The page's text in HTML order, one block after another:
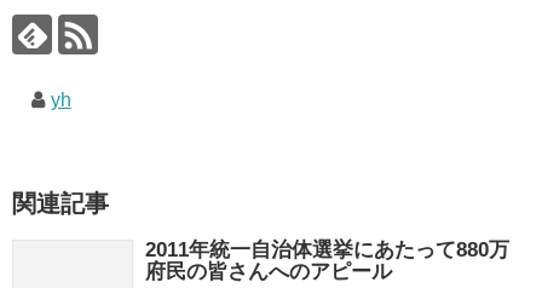
yh
関連記事
2011年統一自治体選挙にあたって880万
府民の皆さんへのアピール